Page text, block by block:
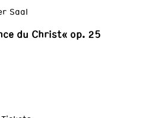
Saal
du Christ« op. 25